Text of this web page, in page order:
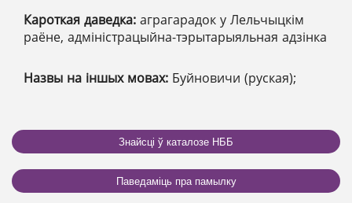
Кароткая даведка: аграгарадок у Лельчыцкім
раёне, адміністрацыйна-тэрытарыяльная адзінка
Назвы на іншых мовах: Буйновичи (руская);
Знайсці ў каталозе НББ
Паведаміць пра памылку